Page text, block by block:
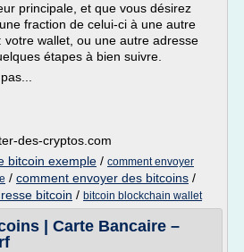
principale, et que vous désirez
fraction de celui-ci à une autre
wallet, ou une autre adresse
étapes à bien suivre.
des-cryptos.com
bitcoin exemple / comment envoyer
/ comment envoyer des bitcoins /
bitcoin / bitcoin blockchain wallet
| Carte Bancaire –